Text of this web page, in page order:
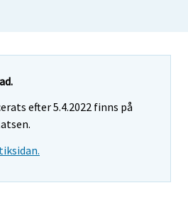
efter 5.4.2022 finns på